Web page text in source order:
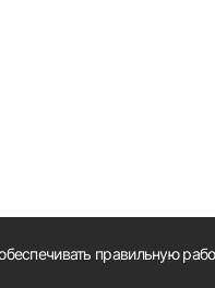
правильную